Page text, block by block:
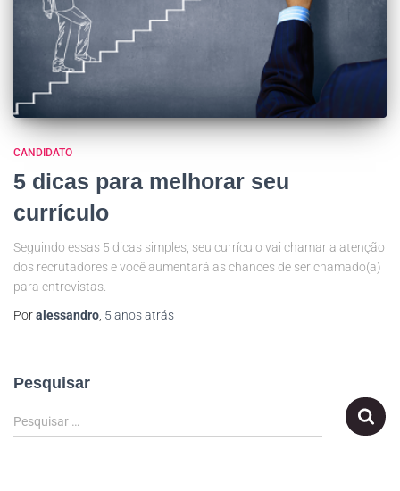
CANDIDATO
5 dicas para melhorar seu
currículo
Seguindo essas 5 dicas simples, seu currículo vai chamar a atenção
dos recrutadores e você aumentará as chances de ser chamado(a)
para entrevistas.
Poralessandro, 5 anosatrás
Pesquisar
Pesquisar …